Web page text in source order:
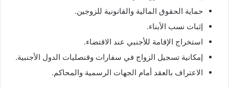
حماية الحقوق المالية والقانونية للزوجين.
إثبات نسب الأبناء.
استخراج الإقامة للأجنبي عند الاقتضاء.
إمكانية تسجيل الزواج في سفارات وقنصليات الدول الأجنبية.
الاعتراف بالعقد أمام الجهات الرسمية والمحاكم.